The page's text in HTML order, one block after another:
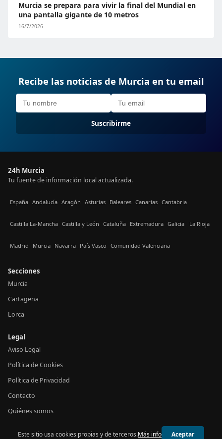
Murcia se prepara para vivir la final del Mundial en
una pantalla gigante de 10 metros
16/7/2026
Recibe las noticias de Murcia en tu email
Suscribirme
24h Murcia
Tu fuente de información local actualizada.
España Andalucía Aragón Asturias Baleares Canarias Cantabria
Castilla La-Mancha Castilla y León Cataluña Extremadura Galicia La Rioja
Madrid Murcia Navarra País Vasco Comunidad Valenciana
Secciones
Murcia
Cartagena
Lorca
Legal
Aviso Legal
Política de Cookies
Política de Privacidad
Contacto
Quiénes somos
Este sitio usa cookies propias y de terceros.Más info Aceptar